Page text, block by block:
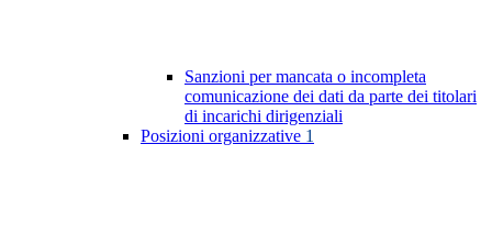
Sanzioni per mancata o incompleta
comunicazione dei dati da parte dei titolari
di incarichi dirigenziali
Posizioni organizzative 1